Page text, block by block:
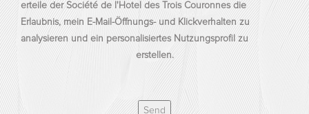
erteile der Société de l'Hotel des Trois Couronnes die
Erlaubnis, mein E-Mail-Öffnungs- und Klickverhalten zu
analysieren und ein personalisiertes Nutzungsprofil zu
erstellen.